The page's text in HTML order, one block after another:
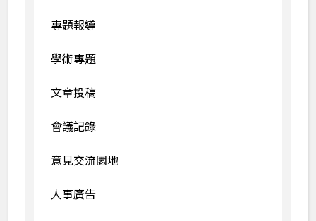
專題報導
學術專題
文章投稿
會議記錄
意見交流園地
人事廣告